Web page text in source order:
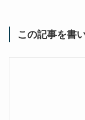
この記事を書